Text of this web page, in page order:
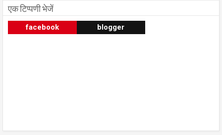
एक टिप्पणी भेजें
facebook blogger